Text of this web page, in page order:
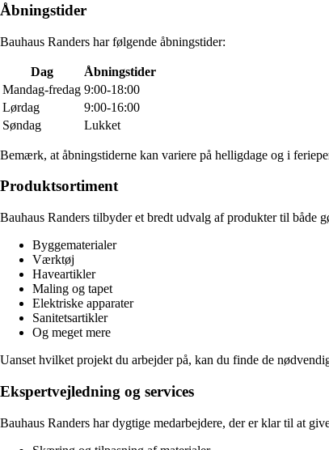
Åbningstider
Bauhaus Randers har følgende åbningstider:
Dag
Åbningstider
Mandag-fredag 9:00-18:00
Lørdag
9:00-16:00
Søndag
Lukket
Bemærk, at åbningstiderne kan variere på helligdage og i
Produktsortiment
Bauhaus Randers tilbyder et bredt udvalg af produkter til både
Byggematerialer
Værktøj
Haveartikler
Maling og tapet
Elektriske apparater
Sanitetsartikler
Og meget mere
Uanset hvilket projekt du arbejder på, kan du finde de
Ekspertvejledning og services
Bauhaus Randers har dygtige medarbejdere, der er klar til at